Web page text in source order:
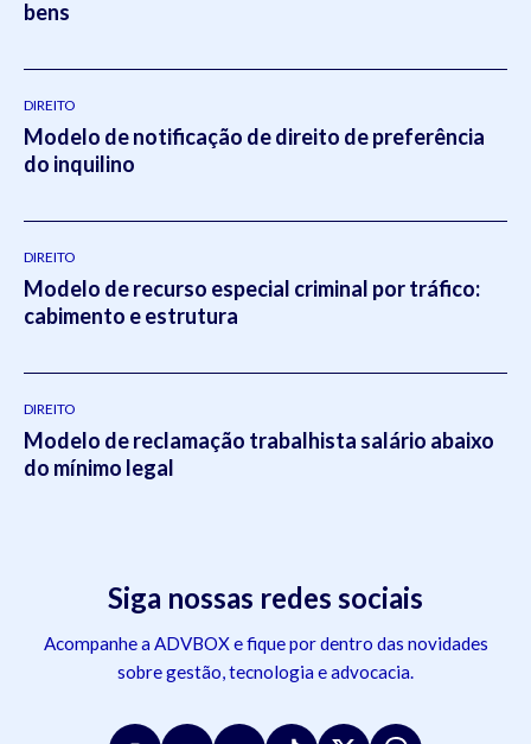
bens
DIREITO
Modelo de notificação de direito de preferência
do inquilino
DIREITO
Modelo de recurso especial criminal por tráfico:
cabimento e estrutura
DIREITO
Modelo de reclamação trabalhista salário abaixo
do mínimo legal
Siga nossas redes sociais
Acompanhe a ADVBOX e fique por dentro das novidades
sobre gestão, tecnologia e advocacia.